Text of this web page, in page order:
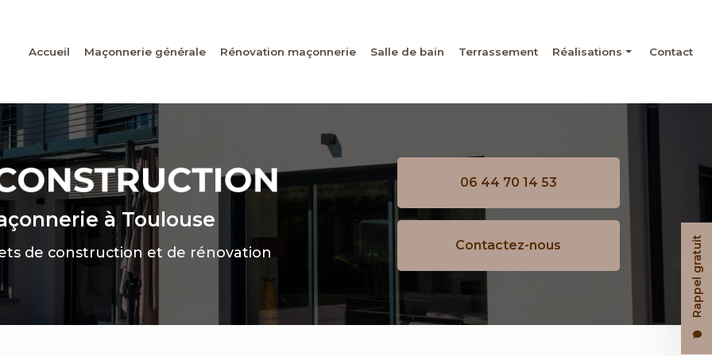
Rappel gratuit
Accueil Maçonnerie générale Rénovation maçonnerie Salle de bain Terrassement Réalisations
Salle de bain
Terrassement
Contact
à Toulouse
de construction et de rénovation
06 44 70 14 53
Contactez-nous